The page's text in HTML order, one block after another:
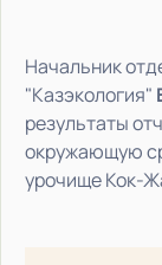
Начальник
"Казэкология"
результаты
окружающую
урочище Кок-